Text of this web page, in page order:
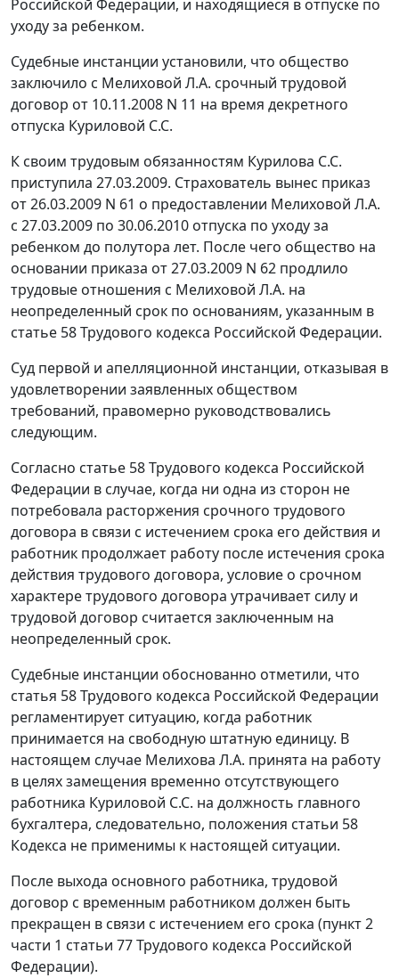
Российской Федерации, и находящиеся в отпуске по
уходу за ребенком.
Судебные инстанции установили, что общество
заключило с Мелиховой Л.А. срочный трудовой
договор от 10.11.2008 N 11 на время декретного
отпуска Куриловой С.С.
К своим трудовым обязанностям Курилова С.С.
приступила 27.03.2009. Страхователь вынес приказ
от 26.03.2009 N 61 о предоставлении Мелиховой Л.А.
с 27.03.2009 по 30.06.2010 отпуска по уходу за
ребенком до полутора лет. После чего общество на
основании приказа от 27.03.2009 N 62 продлило
трудовые отношения с Мелиховой Л.А. на
неопределенный срок по основаниям, указанным в
статье 58Трудового кодекса Российской Федерации.
Суд первой и апелляционной инстанции, отказывая в
удовлетворении заявленных обществом
требований, правомерно руководствовались
следующим.
Согласно статье 58Трудового кодекса Российской
Федерации в случае, когда ни одна из сторон не
потребовала расторжения срочного трудового
договора в связи с истечением срока его действия и
работник продолжает работу после истечения срока
действия трудового договора, условие о срочном
характере трудового договора утрачивает силу и
трудовой договор считается заключенным на
неопределенный срок.
Судебные инстанции обоснованно отметили, что
статья 58Трудового кодекса Российской Федерации
регламентирует ситуацию, когда работник
принимается на свободную штатную единицу. В
настоящем случае Мелихова Л.А. принята на работу
в целях замещения временно отсутствующего
работника Куриловой С.С. на должность главного
бухгалтера, следовательно, положения статьи 58
Кодекса не применимы к настоящей ситуации.
После выхода основного работника, трудовой
договор с временным работником должен быть
прекращен в связи с истечением его срока (пункт 2
части 1 статьи 77Трудового кодекса Российской
Федерации).